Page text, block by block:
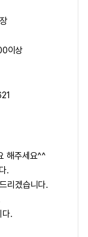
이상
해주세요^^
.
리겠습니다.
.